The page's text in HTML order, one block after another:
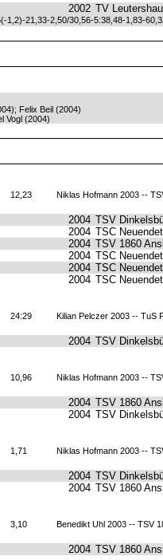
2002 TV
1,2)-21,33-2,50/30,56-5:38,48-1,83-
Felix Beil (2004)
Vogl (2004)
12,23 Niklas Hofmann 2003 --
2004 TSV
2004 TSC
2004 TSV 1860
2004 TSC
2004 TSC
2004 TSC
24:29 Kilian Pelczer 2003 -- TuS
2004 TSV
10,96 Niklas Hofmann 2003 --
2004 TSV 1860
2004 TSV
1,71 Niklas Hofmann 2003 --
2004 TSV
2004 TSV 1860
3,10 Benedikt Uhl 2003 -- TSV
2004 TSV 1860